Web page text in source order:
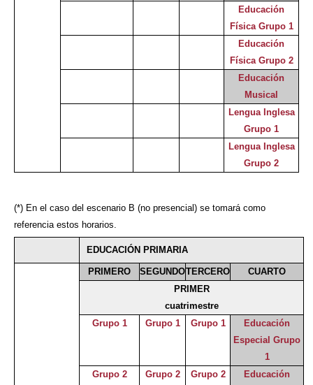
Educación
Física Grupo 1
Educación
Física Grupo 2
Educación
Musical
Lengua Inglesa
Grupo 1
Lengua Inglesa
Grupo 2
(*) En el caso del escenario B (no presencial) se tomará como
referencia estos horarios.
EDUCACIÓN PRIMARIA
PRIMERO SEGUNDOTERCERO
CUARTO
PRIMER
cuatrimestre
Grupo 1
Grupo 1 Grupo 1
Educación
Especial Grupo
1
Grupo 2
Grupo 2 Grupo 2
Educación